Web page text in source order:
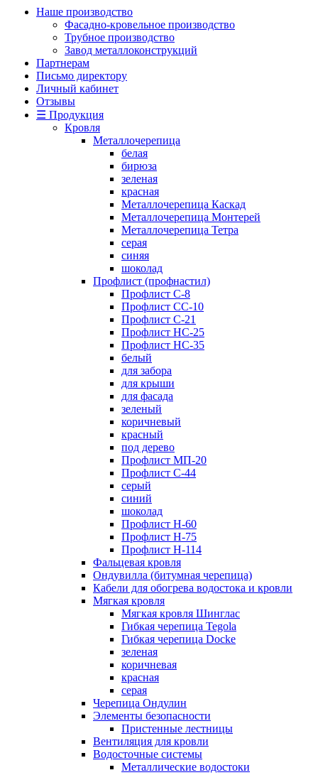
Наше производство
Фасадно-кровельное производство
Трубное производство
Завод металлоконструкций
Партнерам
Письмо директору
Личный кабинет
Отзывы
☰ Продукция
Кровля
Металлочерепица
белая
бирюза
зеленая
красная
Металлочерепица Каскад
Металлочерепица Монтерей
Металлочерепица Тетра
серая
синяя
шоколад
Профлист (профнастил)
Профлист С-8
Профлист СС-10
Профлист C-21
Профлист НС-25
Профлист НС-35
белый
для забора
для крыши
для фасада
зеленый
коричневый
красный
под дерево
Профлист МП-20
Профлист С-44
серый
синий
шоколад
Профлист Н-60
Профлист Н-75
Профлист H-114
Фальцевая кровля
Ондувилла (битумная черепица)
Кабели для обогрева водостока и кровли
Мягкая кровля
Мягкая кровля Шинглас
Гибкая черепица Tegola
Гибкая черепица Docke
зеленая
коричневая
красная
серая
Черепица Ондулин
Элементы безопасности
Пристенные лестницы
Вентиляция для кровли
Водосточные системы
Металлические водостоки